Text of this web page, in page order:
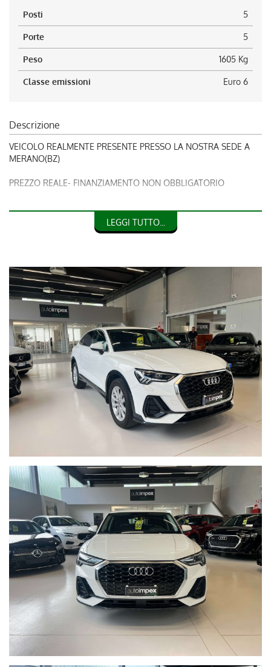
Posti 5
Porte 5
Peso 1605 Kg
Classe emissioni Euro 6
Descrizione
VEICOLO REALMENTE PRESENTE PRESSO LA NOSTRA SEDE A
MERANO(BZ)
PREZZO REALE- FINANZIAMENTO NON OBBLIGATORIO
MAI INCIDENTATA, KM GARANTITI E TAGLIANDATI, GARANZIA 12
MESI, PARI AL NUOVO,WIR SPRECHEN DEUTSCH, WE SPEAK
ENGLISH. RISERVA DI INTERVENDITA E/O ERRORI DI SCRITTURA
IL TEAM DI AUTOIMPEX È LIETO DI DARVI IL BENVENUTO
PRESSO LA SEDE A MERANO IN VIA ALOIS KUPERION 2-4
VISITATE IL NOSTRO SITO WWW.AUTOIMPEX.IT *
PER QUESTA VETTURA IN OGGETTO CONTATTARE SIG.
** KRONAUER TEL : 389-544-5355
AUDI Q3 SPORTBACK 35 TFSI SPORT 150CV MILDHYBRID S-
TRONIC SPORT
RISCALDATORE AUSILIARIO/WEBASTO CON TELECOMANDO E
TIMER
ABBAGLIANTI AUTOMATICI
KEYLESS ENTRY&GO
SENSORI DI PARCHEGGIO ANT/POST
GANCIO TRAINO ESTRAIBILE MONTATO IN FABBRICA
FARI FULL LED ANTERIORI POSTERIORI CON FRECCE
DINAMICHE
APPLE CARPLAY/ANDROID AUTO
AVVISO COLLISSIONE CON FRENATA ASSISTITA
CONTROLLO ELETTRONICO CORSIA
CRUISE CONTROL ADATTIVO
SENSOR DI LUCE
SENSORE DI PIOGGIA
PORTELLONE POSTERIORE ELETTRICO
LEGGI TUTTO...